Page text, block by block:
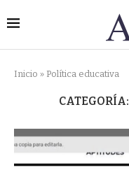
Inicio » Política educativa
CATEGORÍA: